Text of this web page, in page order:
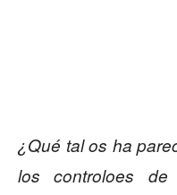
¿Qué tal os ha
los controloes